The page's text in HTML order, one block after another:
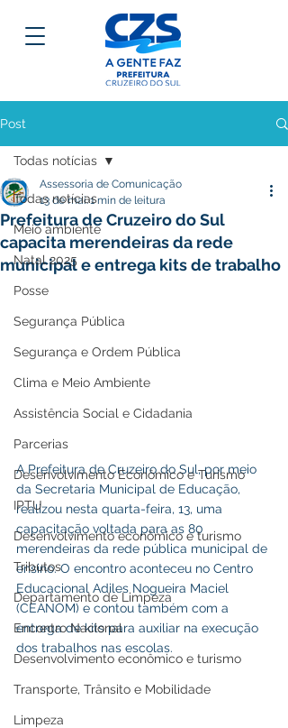
Post
Todas notícias
Meio ambiente
Natal 2025
Posse
Segurança Pública
Segurança e Ordem Pública
Clima e Meio Ambiente
Assistência Social e Cidadania
Parcerias
Desenvolvimento Econômico e Turismo
IPTU
Desenvolvimento econômico e turismo
Tributos
Departamento de Limpeza
Encontro Nacional
Desenvolvimento econômico e turismo
Transporte, Trânsito e Mobilidade
Limpeza
Todas notícias
Prefeitura de Cruzeiro do Sul
capacita merendeiras da rede
municipal e entrega kits de trabalho
Assessoria de Comunicação
13 de mai.1 min de leitura
A Prefeitura de Cruzeiro do Sul, por meio
da Secretaria Municipal de Educação,
realizou nesta quarta-feira, 13, uma
capacitação voltada para as 80
merendeiras da rede pública municipal de
ensino. O encontro aconteceu no Centro
Educacional Adiles Nogueira Maciel
(CEANOM) e contou também com a
entrega de kits para auxiliar na execução
dos trabalhos nas escolas.